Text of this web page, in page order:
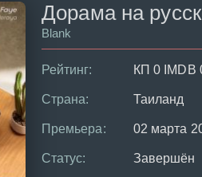
Дорама на
Blank
Рейтинг: КП 0 IMDB
Страна: Таиланд
Премьера: 02 марта
Статус: Завершён